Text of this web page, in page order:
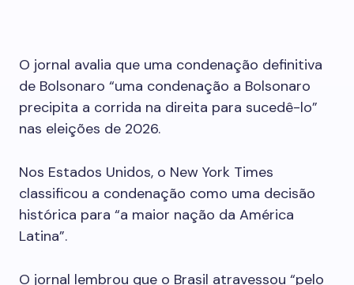
O jornal avalia que uma condenação definitiva
de Bolsonaro “uma condenação a Bolsonaro
precipita a corrida na direita para sucedê-lo”
nas eleições de 2026.
Nos Estados Unidos, o New York Times
classificou a condenação como uma decisão
histórica para “a maior nação da América
Latina”.
O jornal lembrou que o Brasil atravessou “pelo